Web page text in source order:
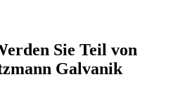
Sie Teil von
Galvanik